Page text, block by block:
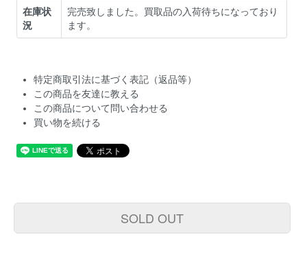
在庫状
況
完売致しました。買取品の入荷待ちになっており
ます。
特定商取引法に基づく表記（返品等）
この商品を友達に教える
この商品について問い合わせる
買い物を続ける
SOLD OUT